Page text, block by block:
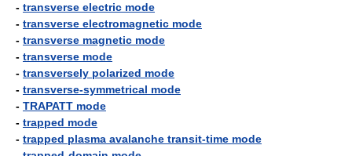
- transverse electric mode
- transverse electromagnetic mode
- transverse magnetic mode
- transverse mode
- transversely polarized mode
- transverse-symmetrical mode
- TRAPATT mode
- trapped mode
- trapped plasma avalanche transit-time mode